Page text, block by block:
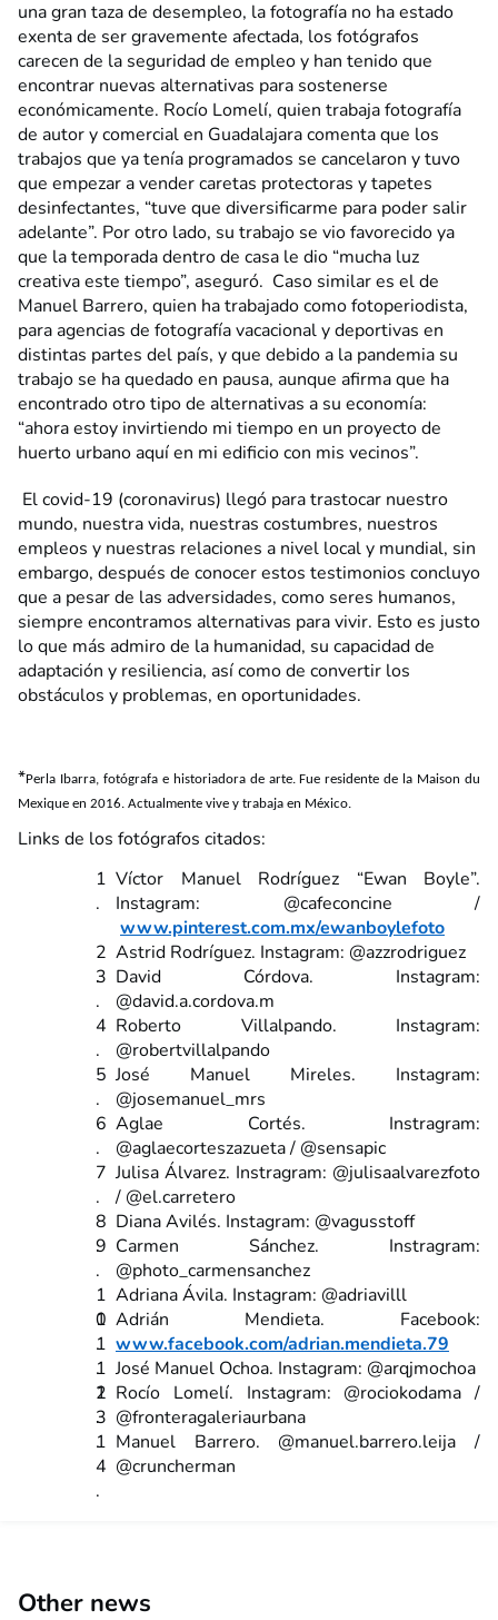
una gran taza de desempleo, la fotografía no ha estado
exenta de ser gravemente afectada, los fotógrafos
carecen de la seguridad de empleo y han tenido que
encontrar nuevas alternativas para sostenerse
económicamente. Rocío Lomelí, quien trabaja fotografía
de autor y comercial en Guadalajara comenta que los
trabajos que ya tenía programados se cancelaron y tuvo
que empezar a vender caretas protectoras y tapetes
desinfectantes, “tuve que diversificarme para poder salir
adelante”. Por otro lado, su trabajo se vio favorecido ya
que la temporada dentro de casa le dio “mucha luz
creativa este tiempo”, aseguró. Caso similar es el de
Manuel Barrero, quien ha trabajado como fotoperiodista,
para agencias de fotografía vacacional y deportivas en
distintas partes del país, y que debido a la pandemia su
trabajo se ha quedado en pausa, aunque afirma que ha
encontrado otro tipo de alternativas a su economía:
“ahora estoy invirtiendo mi tiempo en un proyecto de
huerto urbano aquí en mi edificio con mis vecinos”.
El covid-19 (coronavirus) llegó para trastocar nuestro
mundo, nuestra vida, nuestras costumbres, nuestros
empleos y nuestras relaciones a nivel local y mundial, sin
embargo, después de conocer estos testimonios concluyo
que a pesar de las adversidades, como seres humanos,
siempre encontramos alternativas para vivir. Esto es justo
lo que más admiro de la humanidad, su capacidad de
adaptación y resiliencia, así como de convertir los
obstáculos y problemas, en oportunidades.
*Perla Ibarra, fotógrafa e historiadora de arte. Fue residente de la Maison du
Mexique en 2016. Actualmente vive y trabaja en México.
Links de los fotógrafos citados:
Víctor Manuel Rodríguez “Ewan Boyle”.
Instagram: @cafeconcine /
www.pinterest.com.mx/ewanboylefoto
Astrid Rodríguez. Instagram: @azzrodriguez
David Córdova. Instagram:
@david.a.cordova.m
Roberto Villalpando. Instagram:
@robertvillalpando
José Manuel Mireles. Instagram:
@josemanuel_mrs
Aglae Cortés. Instragram:
@aglaecorteszazueta / @sensapic
Julisa Álvarez. Instragram: @julisaalvarezfoto
/ @el.carretero
Diana Avilés. Instagram: @vagusstoff
Carmen Sánchez. Instragram:
@photo_carmensanchez
Adriana Ávila. Instagram: @adriavilll
Adrián Mendieta. Facebook:
www.facebook.com/adrian.mendieta.79
José Manuel Ochoa. Instagram: @arqjmochoa
Rocío Lomelí. Instagram: @rociokodama /
@fronteragaleriaurbana
Manuel Barrero. @manuel.barrero.leija /
@cruncherman
Other news